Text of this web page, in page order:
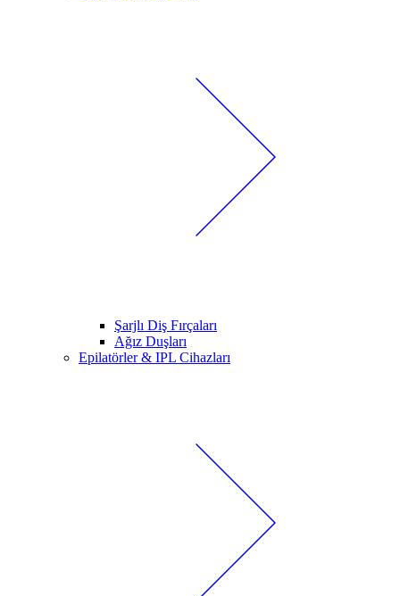
Şarjlı Diş Fırçaları
Ağız Duşları
Epilatörler & IPL Cihazları